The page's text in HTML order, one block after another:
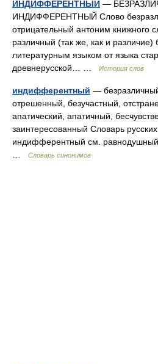
ИНДИФФЕРЕНТНЫЙ —
ИНДИФФЕРЕНТНЫЙ Слово
отрицательный антоним книжного
различный (так же, как и
литературным языком от языка
древнерусской… …
История слов
индифферентный —
отрешенный, безучастный,
апатический, апатичный,
заинтересованный Словарь
индифферентный см.
Словарь синонимов